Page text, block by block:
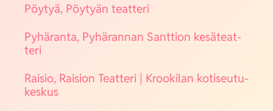
Pöy­tyä, Pöy­tyän teat­te­ri
Pyhä­ran­ta, Pyhä­ran­nan Sant­tion kesä­teat­
te­ri
Rai­sio, Rai­sion Teat­te­ri | Kroo­ki­lan koti­seu­tu­
kes­kus